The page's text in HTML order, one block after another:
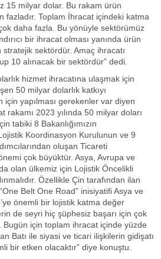
15 milyar dolar. Bu rakam ürün
fazladır. Toplam İhracat içindeki katma
daha fazla. Bu yönüyle sektörümüz
bir ihracat olması yanında ürün
stratejik sektördür. Amaç ihracatı
10 alınacak bir sektördür” dedi.
hizmet ihracatına ulaşmak için
50 milyar dolarlık katkıyı
için yapılması gerekenler var diyen
rakamı 2023 yılında 50 milyar doları
tabiki 8 Bakanlığımızın
Koordinasyon Kurulunun ve 9
oluşan Ticareti
çok büyüktür. Asya, Avrupa ve
olan ülkemiz için Lojistik Öncelikli
Özellikle Çin tarafından ilan
Belt One Road” inisiyatifi Asya ve
önemli bir lojistik katma değer
de seyri hiç şüphesiz başarı için çok
için toplam ihracat içinde yüzde
Batı ile siyasi ve ticari ilişkilerin gidişatı
bir etken olacaktır” diye konuştu.